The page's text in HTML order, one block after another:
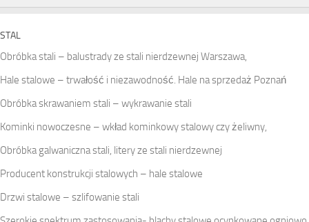
STAL
Obróbka stali – balustrady ze stali nierdzewnej Warszawa,
Hale stalowe – trwałość i niezawodność. Hale na sprzedaż Poznań
Obróbka skrawaniem stali – wykrawanie stali
Kominki nowoczesne – wkład kominkowy stalowy czy żeliwny,
Obróbka galwaniczna stali, litery ze stali nierdzewnej
Producent konstrukcji stalowych – hale stalowe
Drzwi stalowe – szlifowanie stali